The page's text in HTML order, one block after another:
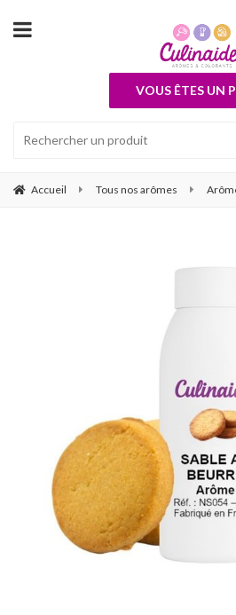
VOUS ÊTES UN
Accueil Tous nos arômes